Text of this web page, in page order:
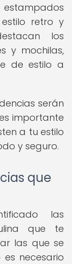
estilo retro y
los
y mochilas,
de estilo a
serán
importante
a tu estilo
y seguro.
que
las
que te
las que se
necesario